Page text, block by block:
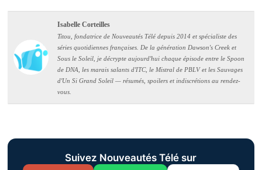
Isabelle Corteilles
Titou, fondatrice de Nouveautés Télé depuis 2014 et spécialiste des
séries quotidiennes françaises. De la génération Dawson's Creek et
Sous le Soleil, je décrypte aujourd'hui chaque épisode entre le Spoon
de DNA, les marais salants d'ITC, le Mistral de PBLV et les Sauvages
d'Un Si Grand Soleil — résumés, spoilers et indiscrétions au rendez-
vous.
Suivez Nouveautés Télé sur